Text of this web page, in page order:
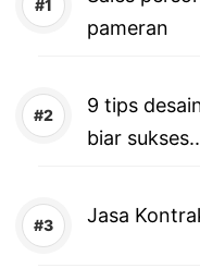
pameran
9 tips
biar sukses..
Jasa